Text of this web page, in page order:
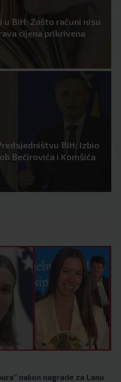
BiH: Zašto računi nisu
cijena prikrivena
BiH: Izbio
Bećirovića i Komšića
nakon nagrade za Lanu